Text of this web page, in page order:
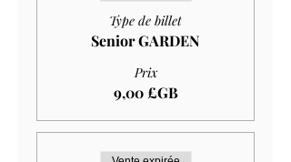
Type de billet
Senior GARDEN
Prix
9,00 £GB